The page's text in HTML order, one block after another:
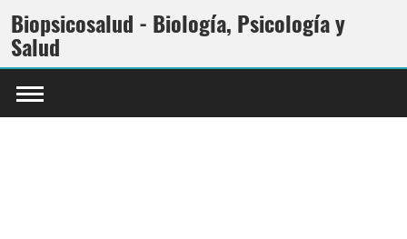
Biopsicosalud - Biología, Psicología y
Salud